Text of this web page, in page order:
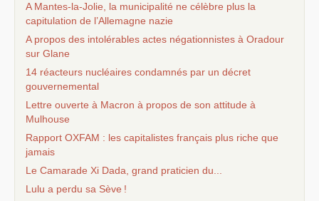
A Mantes-la-Jolie, la municipalité ne célèbre plus la
capitulation de l’Allemagne nazie
A propos des intolérables actes négationnistes à Oradour
sur Glane
14 réacteurs nucléaires condamnés par un décret
gouvernemental
Lettre ouverte à Macron à propos de son attitude à
Mulhouse
Rapport OXFAM : les capitalistes français plus riche que
jamais
Le Camarade Xi Dada, grand praticien du...
Lulu a perdu sa Sève !